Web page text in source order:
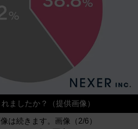
ましたか？（提供画像）
は続きます。画像（2/6）